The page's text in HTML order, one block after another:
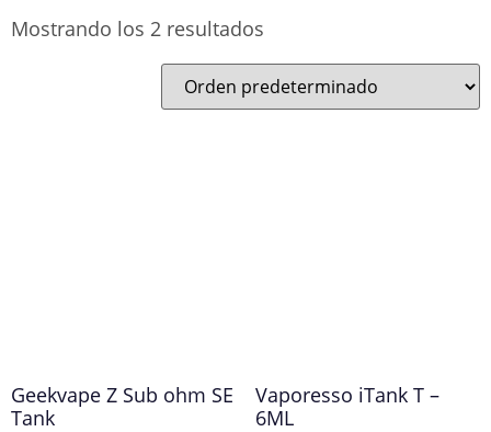
Mostrando los 2 resultados
Geekvape Z Sub ohm SE
Tank
Vaporesso iTank T –
6ML